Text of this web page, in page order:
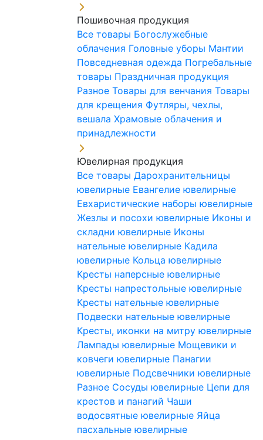
Пошивочная продукция
Все товары Богослужебные
облачения Головные уборы Мантии
Повседневная одежда Погребальные
товары Праздничная продукция
Разное Товары для венчания Товары
для крещения Футляры, чехлы,
вешала Храмовые облачения и
принадлежности
Ювелирная продукция
Все товары Дарохранительницы
ювелирные Евангелие ювелирные
Евхаристические наборы ювелирные
Жезлы и посохи ювелирные Иконы и
складни ювелирные Иконы
нательные ювелирные Кадила
ювелирные Кольца ювелирные
Кресты наперсные ювелирные
Кресты напрестольные ювелирные
Кресты нательные ювелирные
Подвески нательные ювелирные
Кресты, иконки на митру ювелирные
Лампады ювелирные Мощевики и
ковчеги ювелирные Панагии
ювелирные Подсвечники ювелирные
Разное Сосуды ювелирные Цепи для
крестов и панагий Чаши
водосвятные ювелирные Яйца
пасхальные ювелирные